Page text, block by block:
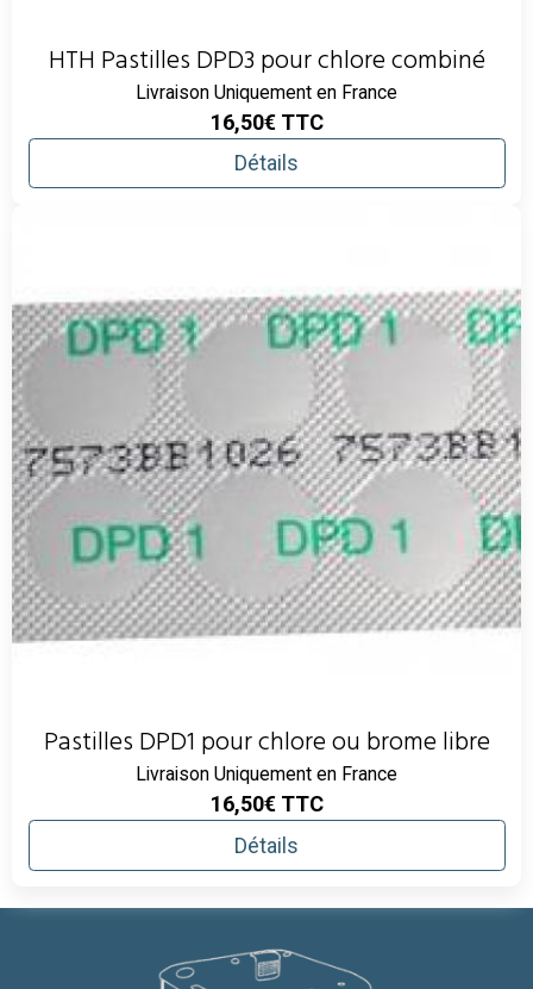
HTH Pastilles DPD3 pour chlore combiné
Livraison Uniquement en France
16,50€ TTC
Détails
Pastilles DPD1 pour chlore ou brome libre
Livraison Uniquement en France
16,50€ TTC
Détails